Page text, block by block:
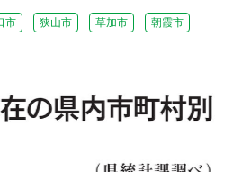
市 狭山市 草加市 朝霞市